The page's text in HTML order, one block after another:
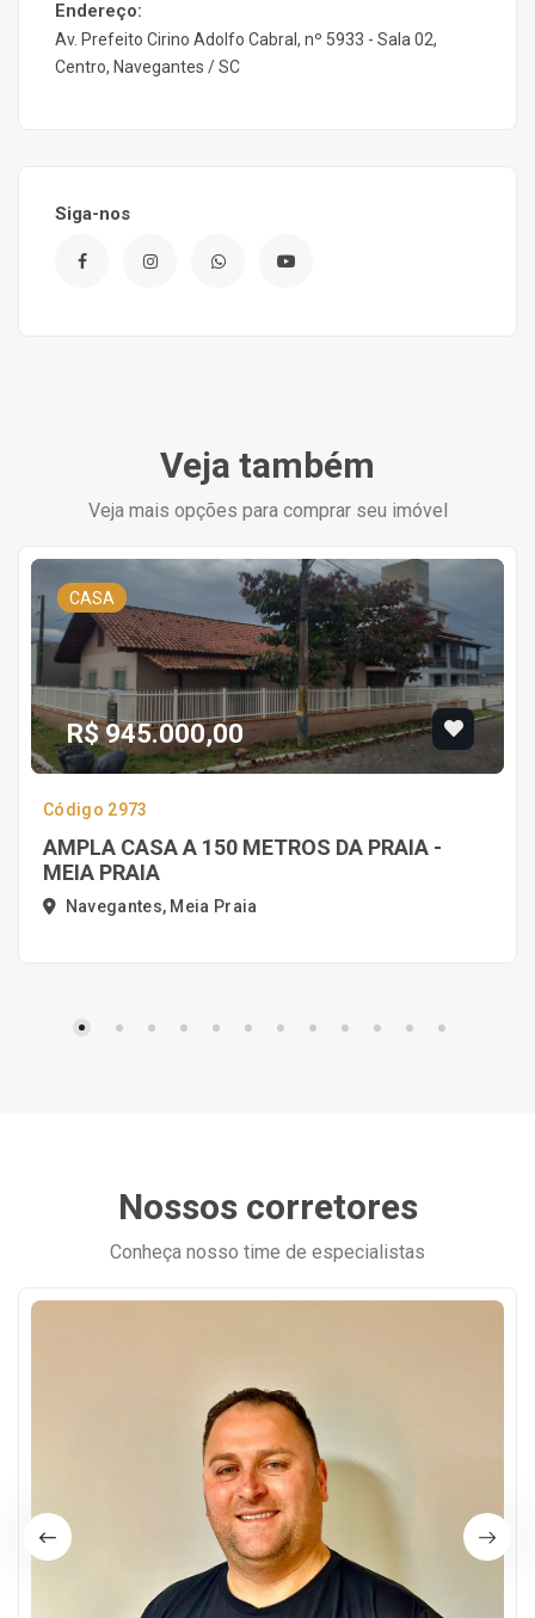
Endereço:
Av. Prefeito Cirino Adolfo Cabral, nº 5933 - Sala 02,
Centro, Navegantes / SC
Siga-nos
Veja também
Veja mais opções para comprar seu imóvel
CASA
R$ 945.000,00
Código 2973
AMPLA CASA A 150 METROS DA PRAIA -
MEIA PRAIA
Navegantes, Meia Praia
Nossos corretores
Conheça nosso time de especialistas